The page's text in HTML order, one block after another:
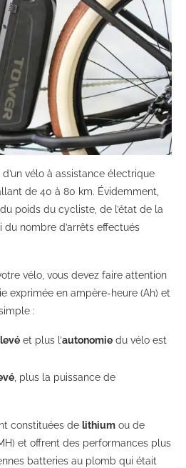
vélo à assistance électrique
de 40 à 80 km. Évidemment,
poids du cycliste, de l’état de la
du nombre d’arrêts effectués
vélo, vous devez faire attention
exprimée en ampère-heure (Ah) et
:
et plus l’autonomie du vélo est
, plus la puissance de
constituées de lithium ou de
et offrent des performances plus
batteries au plomb qui était